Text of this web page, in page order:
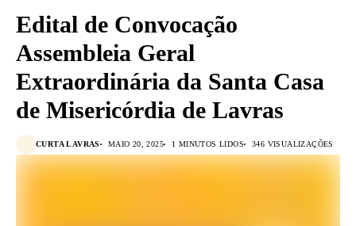
Edital de Convocação
Assembleia Geral
Extraordinária da Santa Casa
de Misericórdia de Lavras
CURTA LAVRAS MAIO 20, 2025 1 MINUTOS LIDOS 346 VISUALIZAÇÕES